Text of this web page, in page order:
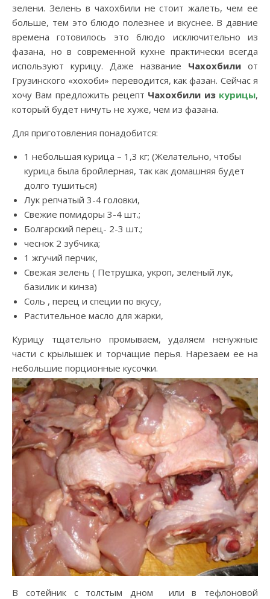
зелени. Зелень в чахохбили не стоит жалеть, чем ее
больше, тем это блюдо полезнее и вкуснее. В давние
времена готовилось это блюдо исключительно из
фазана, но в современной кухне практически всегда
используют курицу. Даже название Чахохбили от
Грузинского «хохоби» переводится, как фазан. Сейчас я
хочу Вам предложить рецепт Чахохбили из курицы,
который будет ничуть не хуже, чем из фазана.
Для приготовления понадобится:
1 небольшая курица – 1,3 кг; (Желательно, чтобы
курица была бройлерная, так как домашняя будет
долго тушиться)
Лук репчатый 3-4 головки,
Свежие помидоры 3-4 шт.;
Болгарский перец- 2-3 шт.;
чеснок 2 зубчика;
1 жгучий перчик,
Свежая зелень ( Петрушка, укроп, зеленый лук,
базилик и кинза)
Соль , перец и специи по вкусу,
Растительное масло для жарки,
Курицу тщательно промываем, удаляем ненужные
части с крылышек и торчащие перья. Нарезаем ее на
небольшие порционные кусочки.
В сотейник с толстым дном или в тефлоновой